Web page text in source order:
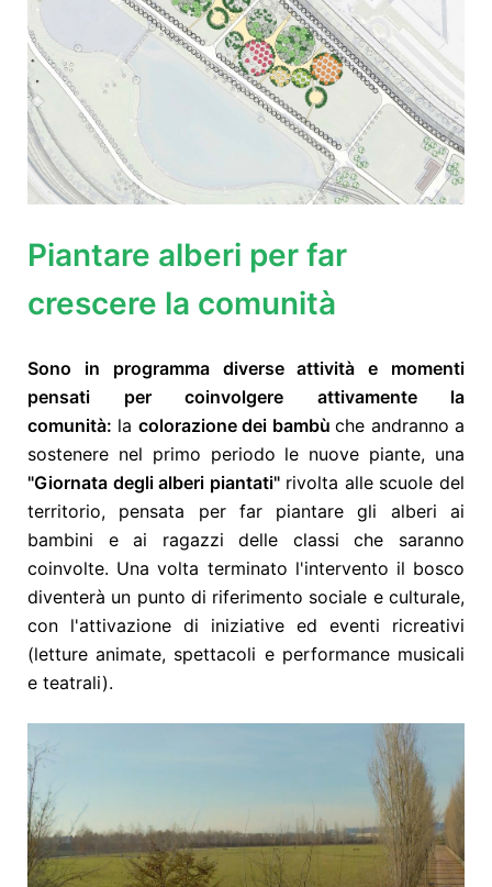
Piantare alberi per far
crescere la comunità
Sono in programma diverse attività e momenti
pensati per coinvolgere attivamente la
comunità: la colorazione dei bambùche andranno a
sostenere nel primo periodo le nuove piante, una
"Giornata degli alberi piantati"rivolta alle scuole del
territorio, pensata per far piantare gli alberi ai
bambini e ai ragazzi delle classi che saranno
coinvolte. Una volta terminato l'intervento il bosco
diventerà un punto di riferimento sociale e culturale,
con l'attivazione di iniziative ed eventi ricreativi
(letture animate, spettacoli e performance musicali
e teatrali).